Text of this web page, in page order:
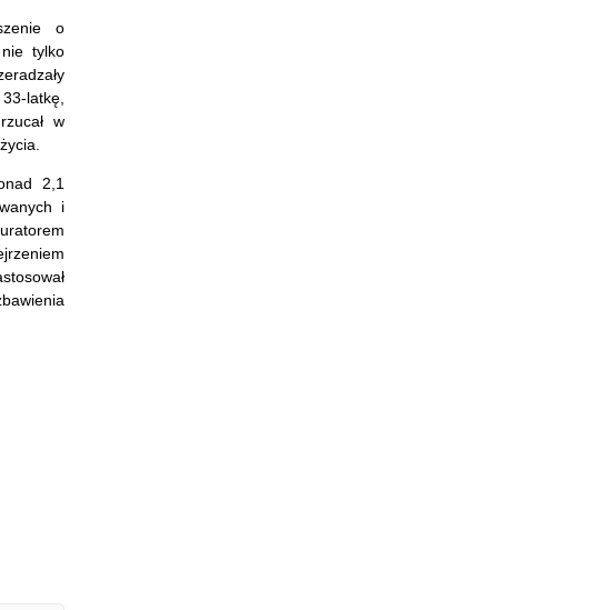
o
tylko
latkę,
w
2,1
i